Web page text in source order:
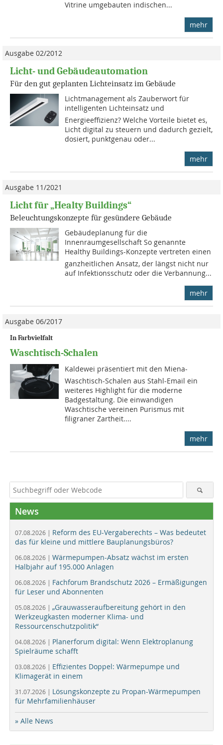
Vitrine umgebauten indischen...
mehr
Ausgabe 02/2012
Licht- und Gebäudeautomation
Für den gut geplanten Lichteinsatz im Gebäude
Lichtmanagement als Zauber­wort für
intelligenten Lichteinsatz und
Energieeffizienz? Welche Vorteile bietet es,
Licht digital zu steuern und dadurch gezielt,
dosiert, punktgenau oder...
mehr
Ausgabe 11/2021
Licht für „Healty Buildings“
Beleuchtungskonzepte für gesündere Gebäude
Gebäudeplanung für die
Innenraumgesellschaft So genannte
Healthy Buildings-Konzepte vertreten einen
ganzheitlichen Ansatz, der längst nicht nur
auf Infektionsschutz oder die Verbannung...
mehr
Ausgabe 06/2017
In Farbvielfalt
Waschtisch-Schalen
Kaldewei präsentiert mit den Miena-
Waschtisch-Schalen aus Stahl-Email ein
weiteres Highlight für die moderne
Badgestaltung. Die einwandigen
Waschtische vereinen Purismus mit
filigraner Zartheit....
mehr
News
07.08.2026 | Reform des EU-Vergaberechts – Was bedeutet
das für kleine und mittlere Bauplanungsbüros?
06.08.2026 | Wärmepumpen-Absatz wächst im ersten
Halbjahr auf 195.000 Anlagen
06.08.2026 | Fachforum Brandschutz 2026 – Ermäßigungen
für Leser und Abonnenten
05.08.2026 | „Grauwasseraufbereitung gehört in den
Werkzeugkasten moderner Klima- und
Ressourcenschutzpolitik“
04.08.2026 | Planerforum digital: Wenn Elektroplanung
Spielräume schafft
03.08.2026 | Effizientes Doppel: Wärmepumpe und
Klimagerät in einem
31.07.2026 | Lösungskonzepte zu Propan-Wärmepumpen
für Mehrfamilienhäuser
» Alle News